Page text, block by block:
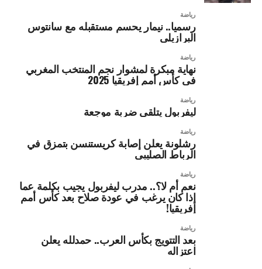
رياضة
رسميا.. نيمار يحسم مستقبله مع سانتوس
البرازيلي
رياضة
نهاية مبكرة لمشوار نجم المنتخب المغربي
في كأس أمم إفريقيا 2025
رياضة
ليفربول يتلقى ضربة موجعة
رياضة
رشلونة يعلن إصابة كريستنسن بتمزق في
الرباط الصليبي
رياضة
نعم أم لا؟.. مدرب ليفربول يجيب بكلمة عما
إذا كان يرغب في عودة صلاح بعد كأس أمم
إفريقيا!
رياضة
بعد التتويج بكأس العرب.. حمدلله يعلن
اعتزاله